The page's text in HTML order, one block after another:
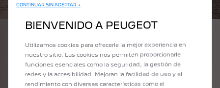
DESCUBRE NUESTRAS
OFERTAS EXCLUSIVAS
Descubre ahora mismo las ofertas 100% exclusivas en Peugeot 208,
Peugeot SUV 2008 y Peugeot SUV 3008.
CONTINUAR SIN ACEPTAR →
BIENVENIDO A PEUGEOT
Utilizamos cookies para ofrecerle la mejor experiencia en
nuestro sitio. Las cookies nos permiten proporcionarle
funciones esenciales como la seguridad, la gestión de
redes y la accesibilidad. Mejoran la facilidad de uso y el
rendimiento con diversas características como el